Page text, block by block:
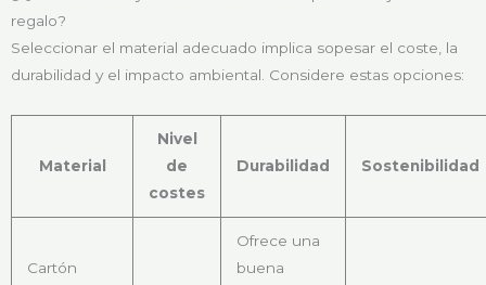
regalo?
Seleccionar el material adecuado implica sopesar el coste, la
durabilidad y el impacto ambiental. Considere estas opciones:
Material
Nivel
de
costes
Durabilidad Sostenibilidad
Cartón
Ofrece una
buena